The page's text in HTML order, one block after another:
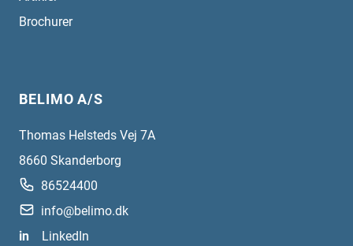
Brochurer
BELIMO A/S
Thomas Helsteds Vej 7A
8660 Skanderborg
86524400
info@belimo.dk
in
LinkedIn